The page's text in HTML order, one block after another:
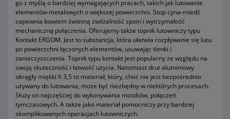
go z myślą o bardziej wymagających pracach, takich jak lutowanie
elementów metalowych o większej powierzchni. Stop cyna-miedź
zapewnia bowiem świetną zwilżalność spoin i wytrzymałość
mechaniczną połączenia. Oferujemy także topnik lutowniczy typu
Kontakt ERGOM. Jest to substancja, która ułatwia rozpływanie się lutu
po powierzchni łączonych elementów, usuwając tlenki i
zanieczyszczenia. Topnik typu kontakt jest popularny ze względu na
swoją skuteczność i łatwość użycia. Natomiast drut aluminiowy
okrągły miękki fi 3,5 to materiał, który, choć nie jest bezpośrednio
używany do lutowania, może być niezbędny w niektórych procesach.
Służy on najczęściej do wykonywania mostków, połączeń
tymczasowych. A także jako materiał pomocniczy przy bardziej
skomplikowanych operacjach lutowniczych.